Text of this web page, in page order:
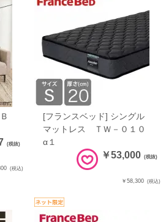
(税抜)
(税込)
[フランスベッド] シングル
マットレス ＴＷ－０１０
α１
￥53,000 (税抜)
￥58,300 (税込)